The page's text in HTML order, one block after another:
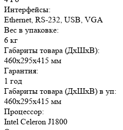
Интерфейсы:
Ethernet, RS-232, USB, VGA
Вес в упаковке:
6 кг
Габариты товара (ДxШxВ):
460x295x415 мм
Гарантия:
1 год
Габариты товара (ДxШxВ) в уп:
460x295x415 мм
Процессор:
Intel Celeron J1800